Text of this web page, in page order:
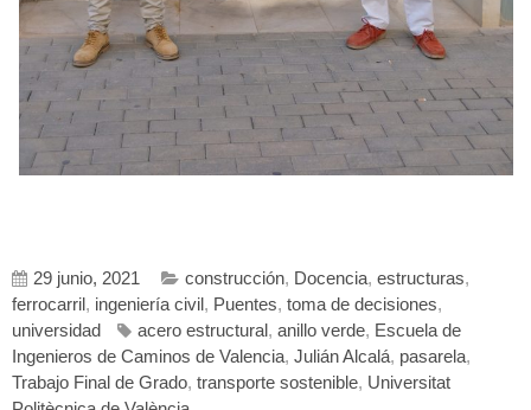
29 junio, 2021 construcción, Docencia, estructuras,
ferrocarril , ingeniería civil , Puentes, toma de decisiones,
universidad
acero estructural, anillo verde, Escuela de
Ingenieros de Caminos de Valencia, Julián Alcalá, pasarela,
Trabajo Final de Grado, transporte sostenible, Universitat